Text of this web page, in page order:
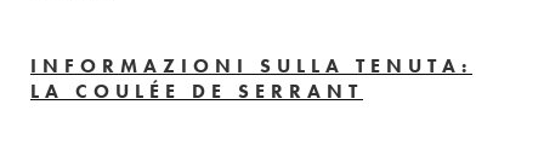
INFORMAZIONI SULLA TENUTA:
LA COULÉE DE SERRANT